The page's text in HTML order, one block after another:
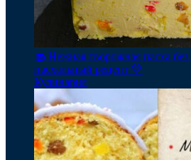
🧁 Нежная творожная пасха
пасхальный рецепт 💛
Кулинария